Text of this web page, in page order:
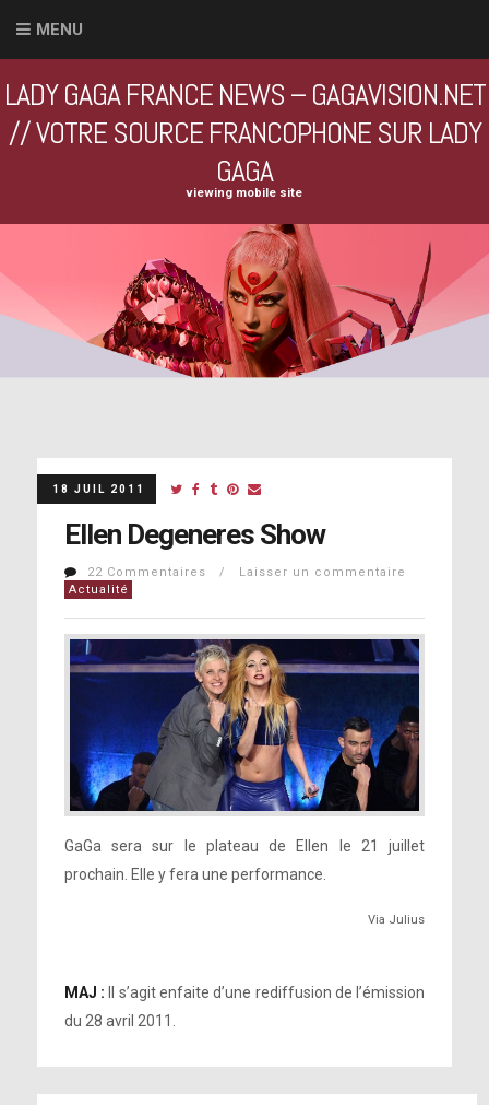
MENU
LADY GAGA FRANCE NEWS – GAGAVISION.NET
// VOTRE SOURCE FRANCOPHONE SUR LADY
GAGA
viewing mobile site
18 JUIL 2011
Ellen Degeneres Show
22 Commentaires / Laisser un commentaire
Actualité
GaGa sera sur le plateau de Ellen le 21 juillet
prochain. Elle y fera une performance.
Via Julius
MAJ : Il s’agit enfaite d’une rediffusion de l’émission
du 28 avril 2011.